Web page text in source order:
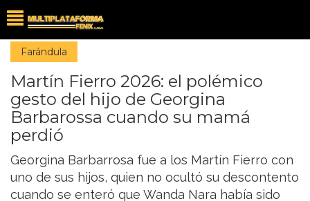
Farándula
Martín Fierro 2026: el polémico
gesto del hijo de Georgina
Barbarossa cuando su mamá
perdió
Georgina Barbarrosa fue a los Martín Fierro con
uno de sus hijos, quien no ocultó su descontento
cuando se enteró que Wanda Nara había sido